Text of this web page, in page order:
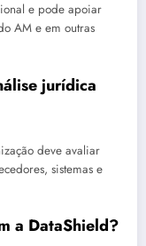
e pode apoiar
AM e em outras
jurídica
deve avaliar
sistemas e
a DataShield?